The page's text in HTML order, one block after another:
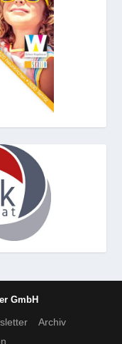
GmbH
Archiv